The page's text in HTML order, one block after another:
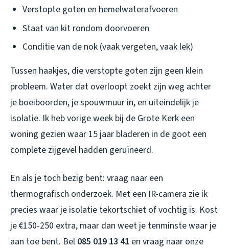
Verstopte goten en hemelwaterafvoeren
Staat van kit rondom doorvoeren
Conditie van de nok (vaak vergeten, vaak lek)
Tussen haakjes, die verstopte goten zijn geen klein
probleem. Water dat overloopt zoekt zijn weg achter
je boeiboorden, je spouwmuur in, en uiteindelijk je
isolatie. Ik heb vorige week bij de Grote Kerk een
woning gezien waar 15 jaar bladeren in de goot een
complete zijgevel hadden geruïneerd.
En als je toch bezig bent: vraag naar een
thermografisch onderzoek. Met een IR-camera zie ik
precies waar je isolatie tekortschiet of vochtig is. Kost
je €150-250 extra, maar dan weet je tenminste waar je
aan toe bent. Bel 085 019 13 41 en vraag naar onze